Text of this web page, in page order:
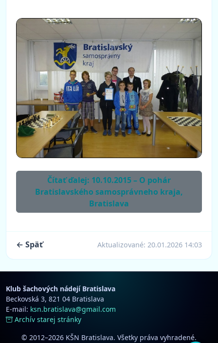
Čítať ďalej: 10.10.2015 – O pohár
Bratislavského samosprávneho kraja,
Bratislava
← Späť Aktualizované: 20.01.2026 14:03
Klub šachových nádejí Bratislava
Beckovská 3, 821 04 Bratislava
E-mail: ksn.bratislava@gmail.com
Archív starej stránky
© 2012–2026 KŠN Bratislava. Všetky práva vyhradené.